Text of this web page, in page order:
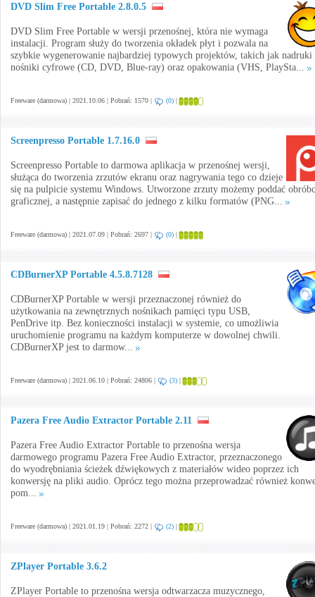
DVD Slim Free Portable 2.8.0.5
DVD Slim Free Portable w wersji przenośnej, która nie wymaga
instalacji. Program służy do tworzenia okładek płyt i pozwala na
szybkie wygenerowanie najbardziej typowych projektów, takich jak nadruki
nośniki cyfrowe (CD, DVD, Blue-ray) oraz opakowania (VHS, PlaySta...
Freeware (darmowa) | 2021.10.06 | Pobrań: 1570 | (0) |
Screenpresso Portable 1.7.16.0
Screenpresso Portable to darmowa aplikacja w przenośnej wersji,
służąca do tworzenia zrzutów ekranu oraz nagrywania tego co dzieje
się na pulpicie systemu Windows. Utworzone zrzuty możemy poddać
graficznej, a następnie zapisać do jednego z kilku formatów (PNG...
Freeware (darmowa) | 2021.07.09 | Pobrań: 2697 | (0) |
CDBurnerXP Portable 4.5.8.7128
CDBurnerXP Portable w wersji przeznaczonej również do
użytkowania na zewnętrznych nośnikach pamięci typu USB,
PenDrive itp. Bez konieczności instalacji w systemie, co umożliwia
uruchomienie programu na każdym komputerze w dowolnej chwili.
CDBurnerXP jest to darmow...
Freeware (darmowa) | 2021.06.10 | Pobrań: 24806 | (3) |
Pazera Free Audio Extractor Portable 2.11
Pazera Free Audio Extractor Portable to przenośna wersja
darmowego programu Pazera Free Audio Extractor, przeznaczonego
do wyodrębniania ścieżek dźwiękowych z materiałów wideo poprzez ich
konwersję na pliki audio. Oprócz tego można przeprowadzać również
pom...
Freeware (darmowa) | 2021.01.19 | Pobrań: 2272 | (2) |
ZPlayer Portable 3.6.2
ZPlayer Portable to przenośna wersja odtwarzacza muzycznego,